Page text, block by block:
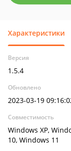
Характеристики
Версия
1.5.4
Обновлено
2023-03-19
Совместимость
Windows XP,
10, Windows 11